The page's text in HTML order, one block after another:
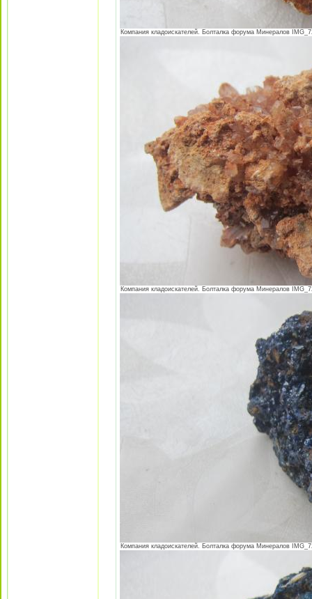
Компания кладоискателей. Болталка форума Минералов
Компания кладоискателей. Болталка форума Минералов
Компания кладоискателей. Болталка форума Минералов